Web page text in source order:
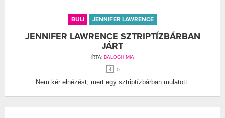
BULI JENNIFER LAWRENCE
JENNIFER LAWRENCE SZTRIPTÍZBÁRBAN
JÁRT
ÍRTA: BALOGH MIA
0
Nem kér elnézést, mert egy sztriptízbárban mulatott.